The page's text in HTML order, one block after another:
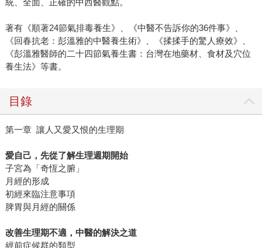
統、全面、正確的中西醫觀點。
著有《順著24節氣排毒養生》、《中醫不告訴你的36件事》、
《回春抗老：彭溫雅的中醫養生術》、《揉揉手的驚人療效》、
《彭溫雅醫師的二十四節氣養生書：台灣在地藥材、食材及穴位
養生法》等書。
目錄
第一章 讓人又愛又恨的生理期
愛自己，先從了解生理週期開始
子宮為「奇恆之腑」
月經的形成
初經來臨注意事項
脾胃與月經的關係
改善生理期不適，中醫的解決之道
經前症候群的類型